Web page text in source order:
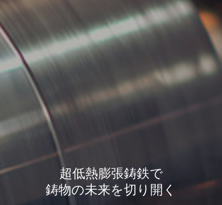
超低熱膨張鋳鉄で
鋳物の未来を切り開く